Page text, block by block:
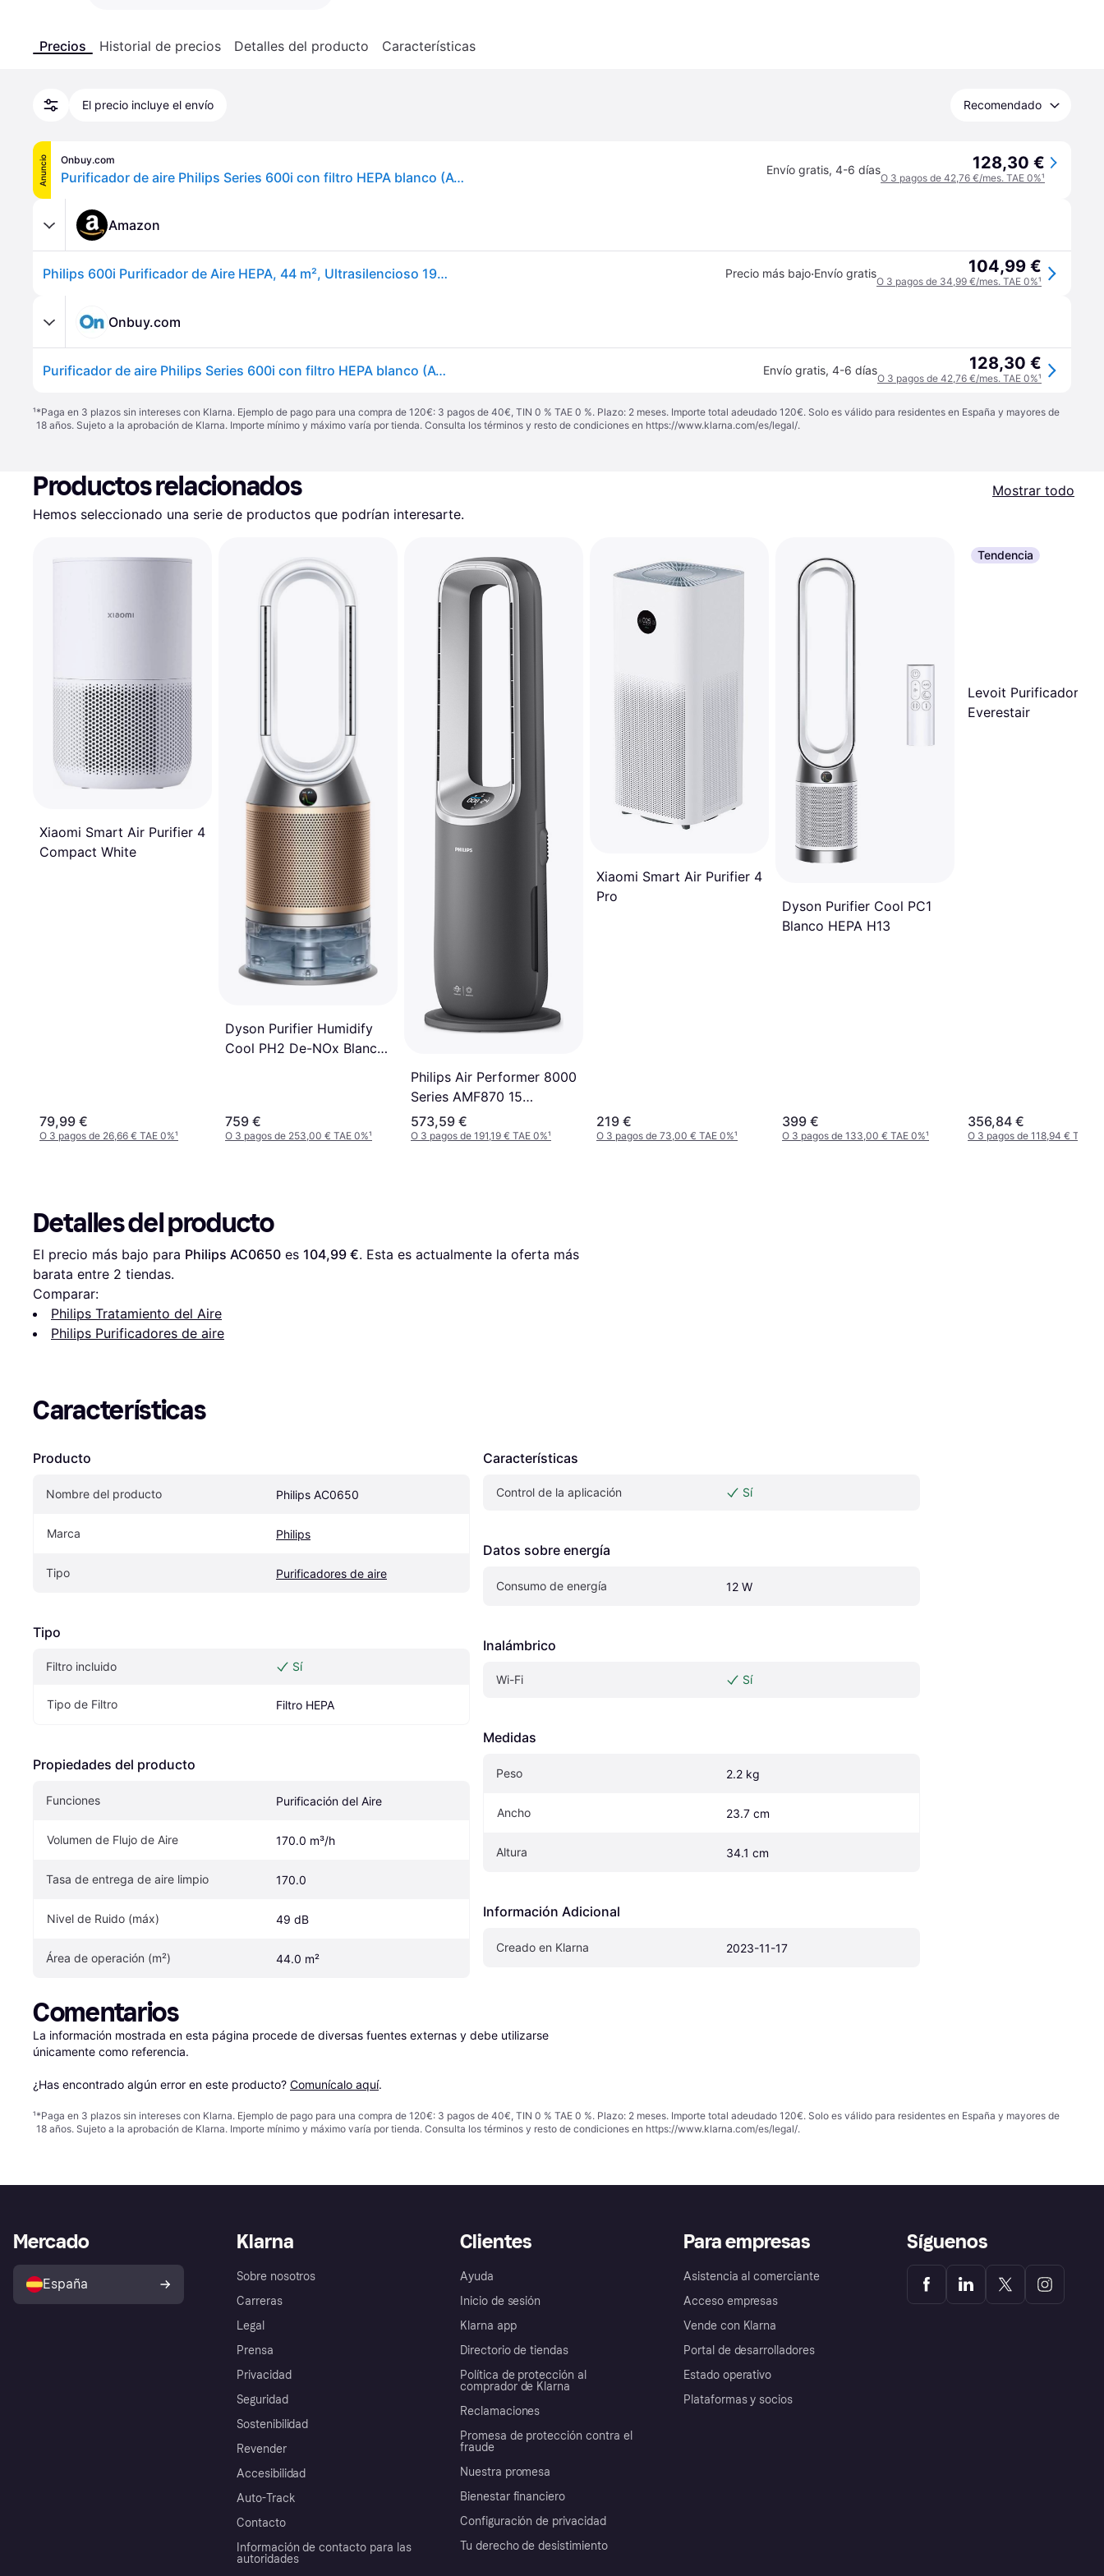
Precios Historial de precios Detalles del producto Características
El precio incluye el envío Recomendado
Anuncio Onbuy.com
Purificador de aire Philips Series 600i con filtro HEPA blanco (AC0650/10) Envío gratis, 4-6 días 128,30 €
O 3 pagos de 42,76 €/mes. TAE 0%¹
Amazon
Philips 600i Purificador de Aire HEPA, 44 m², Ultrasilencioso 19dB*, Blanco Precio más bajo·Envío gratis 104,99 €
O 3 pagos de 34,99 €/mes. TAE 0%¹
Onbuy.com
Purificador de aire Philips Series 600i con filtro HEPA blanco (AC0650/10) Envío gratis, 4-6 días 128,30 €
O 3 pagos de 42,76 €/mes. TAE 0%¹
¹*Paga en 3 plazos sin intereses con Klarna. Ejemplo de pago para una compra de 120€: 3 pagos de 40€, TIN 0 % TAE 0 %. Plazo: 2 meses. Importe total adeudado 120€. Solo es válido para residentes en España y mayores de
18 años. Sujeto a la aprobación de Klarna. Importe mínimo y máximo varía por tienda. Consulta los términos y resto de condiciones en https://www.klarna.com/es/legal/.
Productos relacionados
Mostrar todo
Hemos seleccionado una serie de productos que podrían interesarte.
Xiaomi Smart Air Purifier 4
Compact White
79,99 €
O 3 pagos de 26,66 € TAE 0%¹
Dyson Purifier Humidify
Cool PH2 De-NOx Blanco
759 €
O 3 pagos de 253,00 € TAE 0%¹
Philips Air Performer 8000
Series AMF870 15
Purificador Ventilador
Calefactor
573,59 €
O 3 pagos de 191,19 € TAE 0%¹
Xiaomi Smart Air Purifier 4
Pro
219 €
O 3 pagos de 73,00 € TAE 0%¹
Dyson Purifier Cool PC1
Blanco HEPA H13
399 €
O 3 pagos de 133,00 € TAE 0%¹
Tendencia
Levoit Purificador De
Everestair
356,84 €
O 3 pagos de 118,94 € TAE
Detalles del producto
El precio más bajo para Philips AC0650 es 104,99 €. Esta es actualmente la oferta más
barata entre 2 tiendas.
Comparar:
Philips Tratamiento del Aire
Philips Purificadores de aire
Características
Producto
Nombre del producto Philips AC0650
Marca Philips
Tipo Purificadores de aire
Tipo
Filtro incluido Sí
Tipo de Filtro Filtro HEPA
Propiedades del producto
Funciones Purificación del Aire
Volumen de Flujo de Aire 170.0 m³/h
Tasa de entrega de aire limpio 170.0
Nivel de Ruido (máx) 49 dB
Área de operación (m²) 44.0 m²
Características
Control de la aplicación Sí
Datos sobre energía
Consumo de energía 12 W
Inalámbrico
Wi-Fi Sí
Medidas
Peso 2.2 kg
Ancho 23.7 cm
Altura 34.1 cm
Información Adicional
Creado en Klarna 2023-11-17
Comentarios
La información mostrada en esta página procede de diversas fuentes externas y debe utilizarse
únicamente como referencia.
¿Has encontrado algún error en este producto? Comunícalo aquí.
¹*Paga en 3 plazos sin intereses con Klarna. Ejemplo de pago para una compra de 120€: 3 pagos de 40€, TIN 0 % TAE 0 %. Plazo: 2 meses. Importe total adeudado 120€. Solo es válido para residentes en España y mayores de
18 años. Sujeto a la aprobación de Klarna. Importe mínimo y máximo varía por tienda. Consulta los términos y resto de condiciones en https://www.klarna.com/es/legal/.
Klarna
Sobre nosotros
Carreras
Legal
Prensa
Privacidad
Seguridad
Sostenibilidad
Revender
Accesibilidad
Auto-Track
Contacto
Información de contacto para las
autoridades
Clientes
Ayuda
Inicio de sesión
Klarna app
Directorio de tiendas
Política de protección al
comprador de Klarna
Reclamaciones
Promesa de protección contra el
fraude
Nuestra promesa
Bienestar financiero
Configuración de privacidad
Tu derecho de desistimiento
Para empresas
Asistencia al comerciante
Acceso empresas
Vende con Klarna
Portal de desarrolladores
Estado operativo
Plataformas y socios
Mercado
España
Síguenos